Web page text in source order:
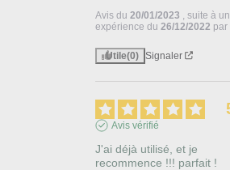
Avis du20/01/2023
, suite à
expérience du26/12/2022 par
Utile(0) Signaler
Avis vérifié
J'ai déjà utilisé, et je
recommence !!! parfait !